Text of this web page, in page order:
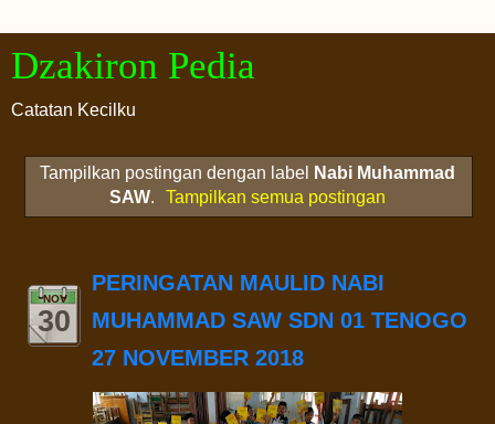
Dzakiron Pedia
Catatan Kecilku
Tampilkan postingan dengan label
Nabi Muhammad
SAW. Tampilkan semua postingan
NOV
30
PERINGATAN MAULID NABI
MUHAMMAD SAW SDN 01 TENOGO
27 NOVEMBER 2018